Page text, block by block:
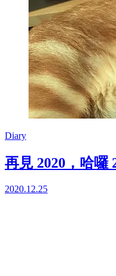
Diary
再見 2020，哈囉
2020.12.25